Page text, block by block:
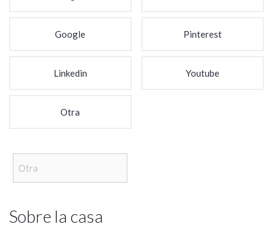
Google Pinterest
Linkedin Youtube
Otra
Sobre la casa